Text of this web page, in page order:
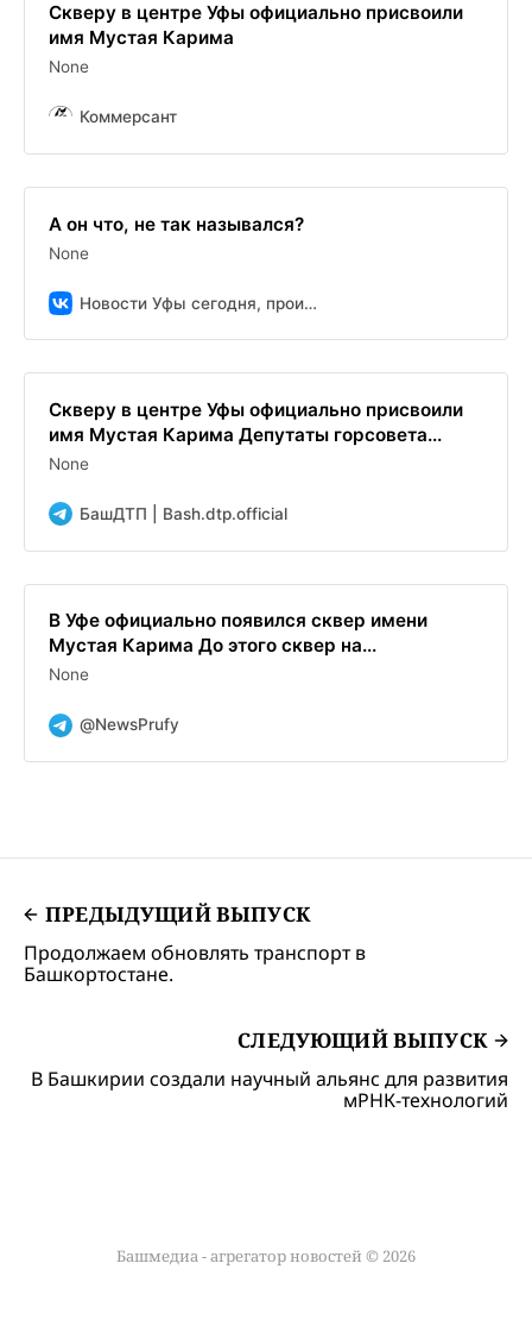
Скверу в центре Уфы официально присвоили
имя Мустая Карима
None
Коммерсант
А он что, не так назывался?
None
Новости Уфы сегодня, происшествия, ЧП и ДТП
Скверу в центре Уфы официально присвоили
имя Мустая Карима Депутаты горсовета...
None
БашДТП | Bash.dtp.official
В Уфе официально появился сквер имени
Мустая Карима До этого сквер на...
None
@NewsPrufy
ПРЕДЫДУЩИЙ ВЫПУСК
Продолжаем обновлять транспорт в
Башкортостане.
СЛЕДУЮЩИЙ ВЫПУСК
В Башкирии создали научный альянс для развития
мРНК-технологий
Башмедиа - агрегатор новостей © 2026